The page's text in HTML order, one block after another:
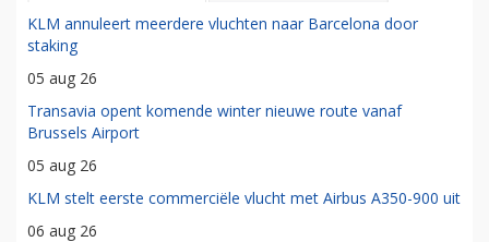
KLM annuleert meerdere vluchten naar Barcelona door
staking
05 aug 26
Transavia opent komende winter nieuwe route vanaf
Brussels Airport
05 aug 26
KLM stelt eerste commerciële vlucht met Airbus A350-900 uit
06 aug 26